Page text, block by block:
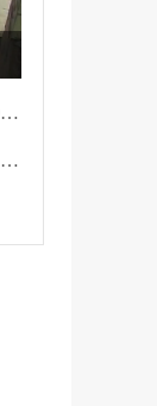
鞋跑掉了也要抓住你！民警街头狂奔400米擒贼
她翻遍30年前尘封档案，收获人生第一面锦旗